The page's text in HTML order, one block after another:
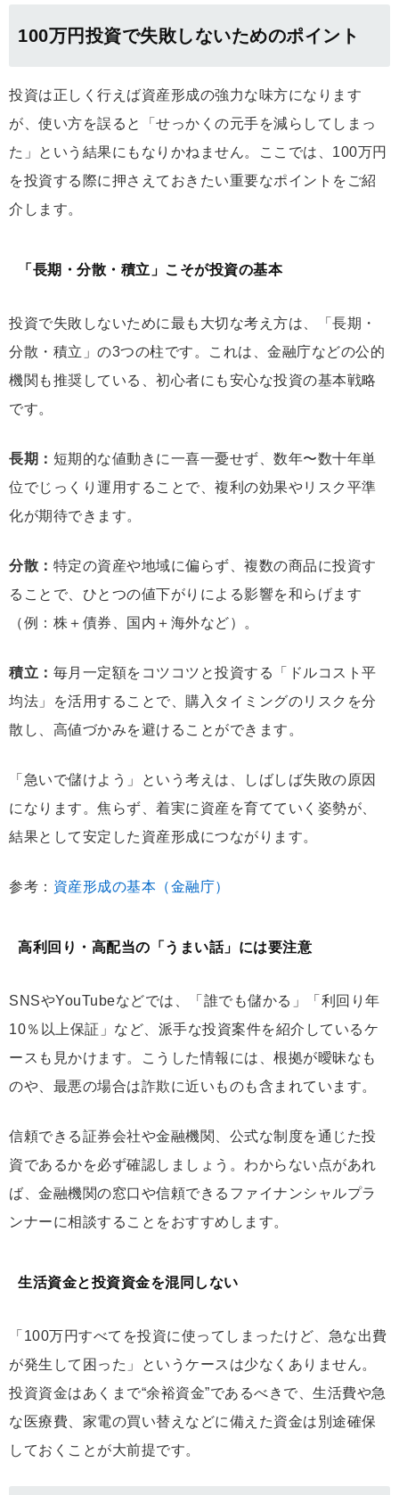
100万円投資で失敗しないためのポイント
投資は正しく行えば資産形成の強力な味方になります
が、使い方を誤ると「せっかくの元手を減らしてしまっ
た」という結果にもなりかねません。ここでは、100万円
を投資する際に押さえておきたい重要なポイントをご紹
介します。
「長期・分散・積立」こそが投資の基本
投資で失敗しないために最も大切な考え方は、「長期・
分散・積立」の3つの柱です。これは、金融庁などの公的
機関も推奨している、初心者にも安心な投資の基本戦略
です。
長期： 短期的な値動きに一喜一憂せず、数年〜数十年単
位でじっくり運用することで、複利の効果やリスク平準
化が期待できます。
分散： 特定の資産や地域に偏らず、複数の商品に投資す
ることで、ひとつの値下がりによる影響を和らげます
（例：株＋債券、国内＋海外など）。
積立： 毎月一定額をコツコツと投資する「ドルコスト平
均法」を活用することで、購入タイミングのリスクを分
散し、高値づかみを避けることができます。
「急いで儲けよう」という考えは、しばしば失敗の原因
になります。焦らず、着実に資産を育てていく姿勢が、
結果として安定した資産形成につながります。
参考： 資産形成の基本（金融庁）
高利回り・高配当の「うまい話」には要注意
SNSやYouTubeなどでは、「誰でも儲かる」「利回り年
10％以上保証」など、派手な投資案件を紹介しているケ
ースも見かけます。こうした情報には、根拠が曖昧なも
のや、最悪の場合は詐欺に近いものも含まれています。
信頼できる証券会社や金融機関、公式な制度を通じた投
資であるかを必ず確認しましょう。わからない点があれ
ば、金融機関の窓口や信頼できるファイナンシャルプラ
ンナーに相談することをおすすめします。
生活資金と投資資金を混同しない
「100万円すべてを投資に使ってしまったけど、急な出費
が発生して困った」というケースは少なくありません。
投資資金はあくまで“余裕資金”であるべきで、生活費や急
な医療費、家電の買い替えなどに備えた資金は別途確保
しておくことが大前提です。